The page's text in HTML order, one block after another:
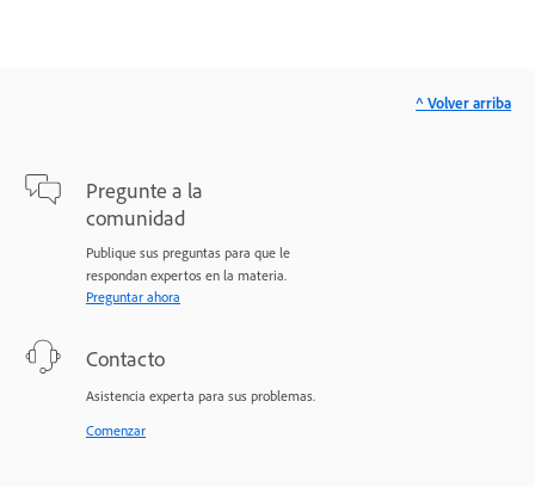
Pregunte a la
comunidad
Publique sus preguntas para que le
respondan expertos en la materia.
Preguntar ahora
Contacto
Asistencia experta para sus problemas.
Comenzar
^ Volver arriba